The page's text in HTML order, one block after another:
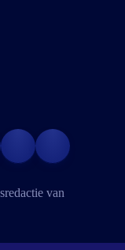
van